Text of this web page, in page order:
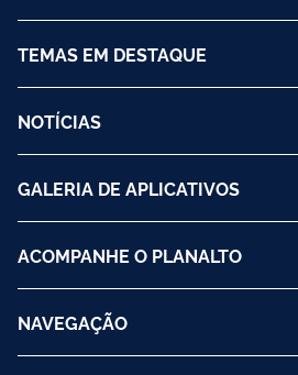
TEMAS EM DESTAQUE
NOTÍCIAS
GALERIA DE APLICATIVOS
ACOMPANHE O PLANALTO
NAVEGAÇÃO